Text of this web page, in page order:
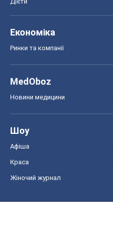
Економіка
Ринки та компанії
MedOboz
Новини медицини
Шоу
Афіша
Краса
Жіночий журнал